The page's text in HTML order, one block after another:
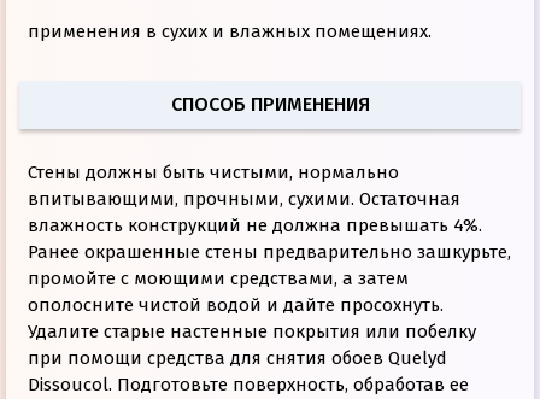
применения в сухих и влажных помещениях.
СПОСОБ ПРИМЕНЕНИЯ
Стены должны быть чистыми, нормально
впитывающими, прочными, сухими. Остаточная
влажность конструкций не должна превышать 4%.
Ранее окрашенные стены предварительно зашкурьте,
промойте с моющими средствами, а затем
ополосните чистой водой и дайте просохнуть.
Удалите старые настенные покрытия или побелку
при помощи средства для снятия обоев Quelyd
Dissoucol. Подготовьте поверхность, обработав ее